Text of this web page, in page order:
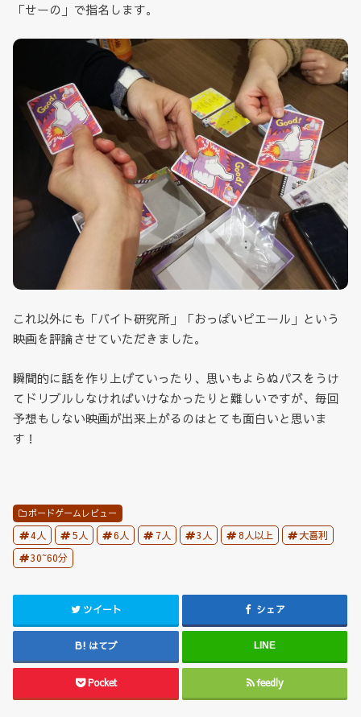
「せーの」で指名します。
これ以外にも「バイト研究所」「おっぱいピエール」という
映画を評論させていただきました。
瞬間的に話を作り上げていったり、思いもよらぬパスをうけ
てドリブルしなければいけなかったりと難しいですが、毎回
予想もしない映画が出来上がるのはとても面白いと思いま
す！
ボードゲームレビュー
4人 5人 6人 7人 3人 8人以上
大喜利
30~60分
ツイート シェア
はてブ LINE
Pocket feedly